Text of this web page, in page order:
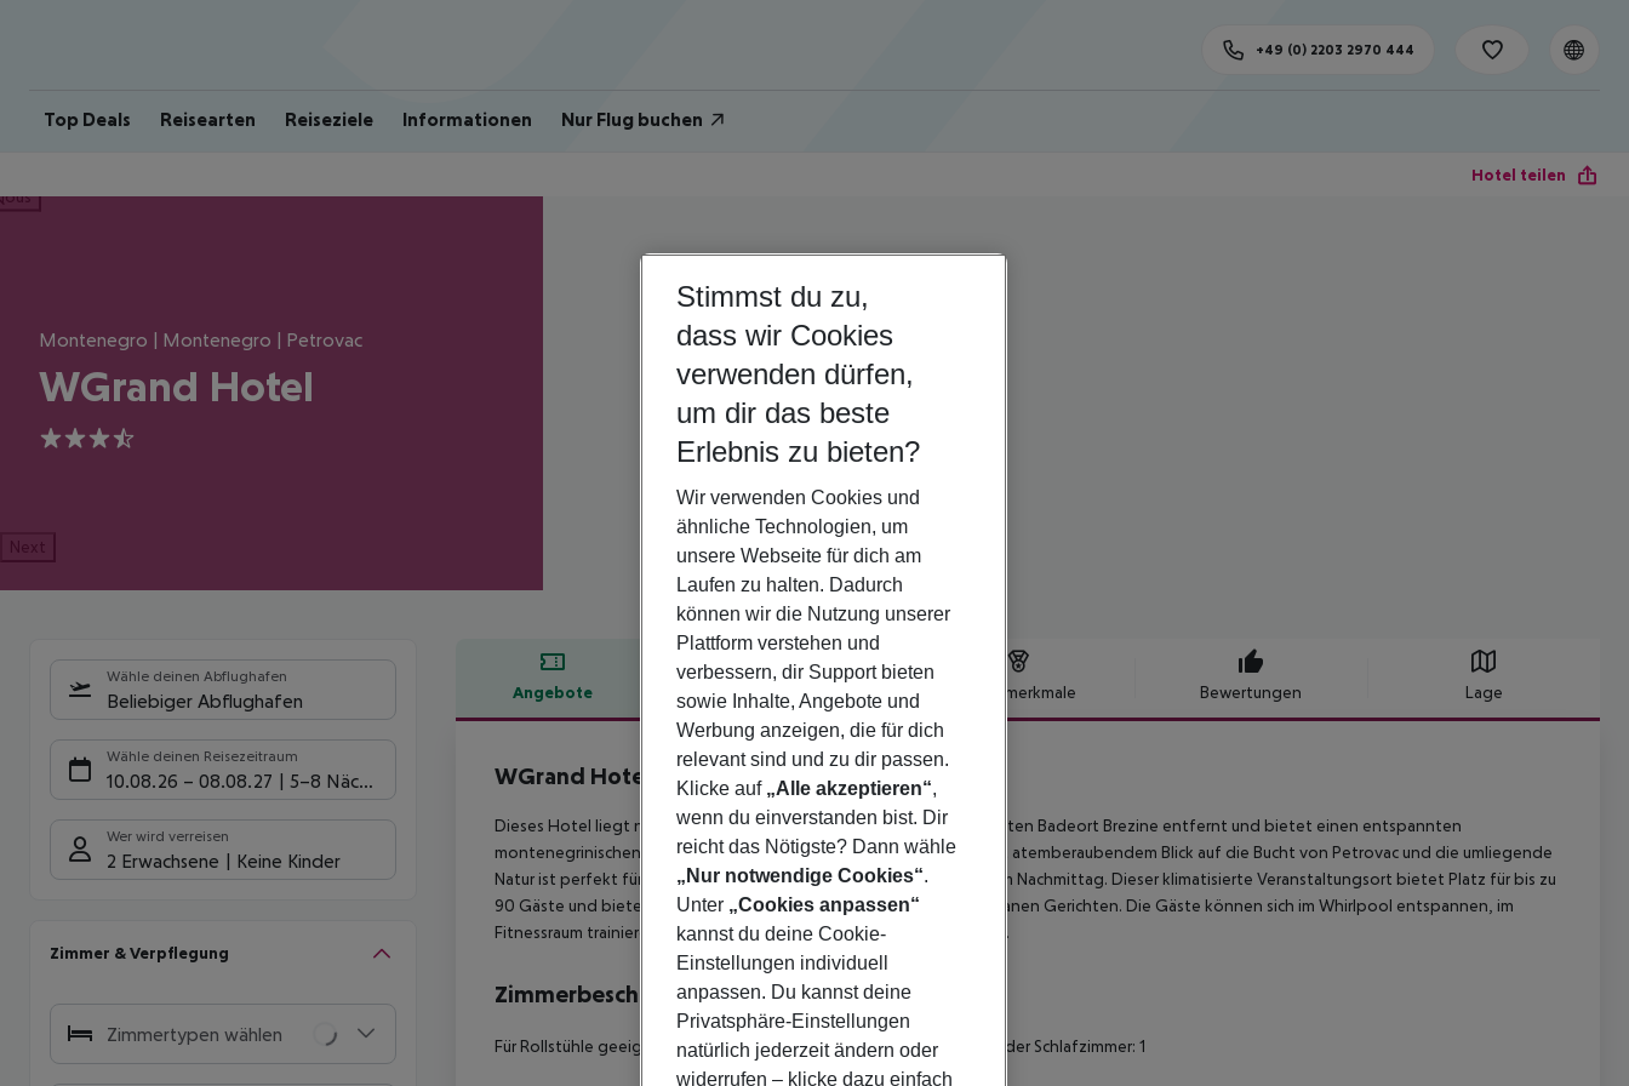
Top Deals Reisearten Reiseziele Informationen Nur Flug buchen
+49 (0) 2203 2970 444
Hotel teilen
Montenegro | Montenegro | Petrovac
WGrand Hotel
3.5
Next
Wähle deinen Abflughafen
Beliebiger Abflughafen
Wähle deinen Reisezeitraum
10.08.26 – 08.08.27 5-8 Nächte
Wer wird verreisen
2 Erwachsene Keine Kinder
Zimmer & Verpflegung
Zimmertypen wählen
Angebote Hotelbeschreibung Hotelmerkmale Bewertungen Lage
Hotelbeschreibung
WGrand Hotel
3.5
Dieses Hotel liegt nur 300 Meter vom malerischen Strand im charmanten Badeort Brezine entfernt und bietet einen entspannten
montenegrinischen Urlaub. Das Restaurant in der obersten Etage mit atemberaubendem Blick auf die Bucht von Petrovac und die umliegende
Natur ist perfekt für ein köstliches Abendessen oder einen Kaffee am Nachmittag. Dieser klimatisierte Veranstaltungsort bietet Platz für bis zu
90 Gäste und bietet eine köstliche Auswahl an lokalen und mediterranen Gerichten. Die Gäste können sich im Whirlpool entspannen, im
Fitnessraum trainieren oder sich mit einer Massage verwöhnen lassen.
Zimmerbeschreibung
Für Rollstühle geeignet: nein Barrierefreies Badezimmer: nein Anzahl der Schlafzimmer: 1
Stimmst du zu,
dass wir Cookies
verwenden dürfen,
um dir das beste
Erlebnis zu bieten?
Wir verwenden Cookies und
ähnliche Technologien, um
unsere Webseite für dich am
Laufen zu halten. Dadurch
können wir die Nutzung unserer
Plattform verstehen und
verbessern, dir Support bieten
sowie Inhalte, Angebote und
Werbung anzeigen, die für dich
relevant sind und zu dir passen.
Klicke auf „Alle akzeptieren“,
wenn du einverstanden bist. Dir
reicht das Nötigste? Dann wähle
„Nur notwendige Cookies“.
Unter „Cookies anpassen“
kannst du deine Cookie-
Einstellungen individuell
anpassen. Du kannst deine
Privatsphäre-Einstellungen
natürlich jederzeit ändern oder
widerrufen – klicke dazu einfach